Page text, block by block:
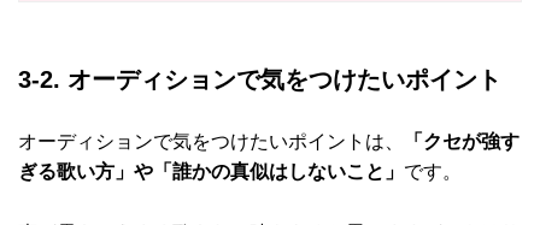
3-2. オーディションで気をつけたいポイント
オーディションで気をつけたいポイントは、
「クセが強す
ぎる歌い方」や「誰かの真似はしないこと」 です。